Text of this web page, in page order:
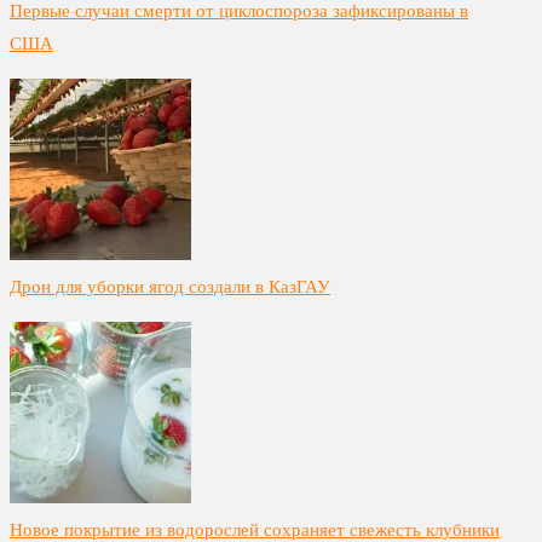
Первые случаи смерти от циклоспороза зафиксированы в
США
Дрон для уборки ягод создали в КазГАУ
Новое покрытие из водорослей сохраняет свежесть клубники